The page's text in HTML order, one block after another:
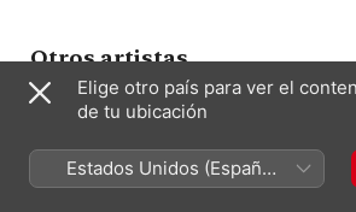
Otros artistas
Elige otro país para ver el
de tu ubicación
Estados Unidos (Español
México)